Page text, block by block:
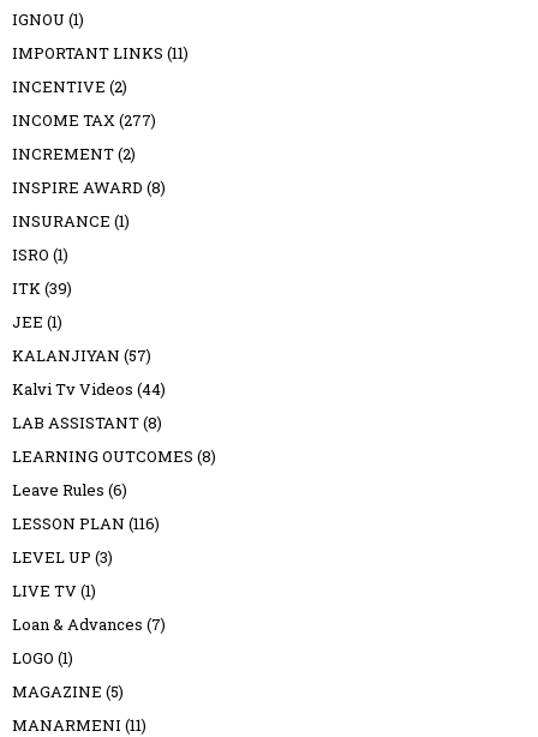
IGNOU (1)
IMPORTANT LINKS (11)
INCENTIVE (2)
INCOME TAX(277)
INCREMENT(2)
INSPIRE AWARD (8)
INSURANCE (1)
ISRO (1)
ITK(39)
JEE (1)
KALANJIYAN (57)
Kalvi Tv Videos (44)
LAB ASSISTANT(8)
LEARNING OUTCOMES (8)
Leave Rules (6)
LESSON PLAN (116)
LEVEL UP (3)
LIVE TV(1)
Loan & Advances (7)
LOGO (1)
MAGAZINE (5)
MANARMENI (11)